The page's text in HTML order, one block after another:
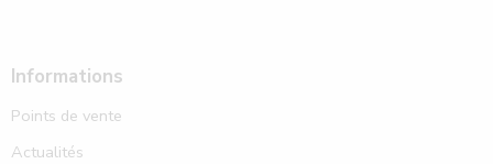
Informations
Points de vente
Actualités